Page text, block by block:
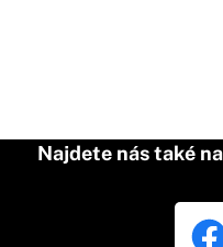
Najdete nás také